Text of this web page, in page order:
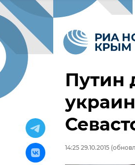
Путин
14:25 29.10.2015